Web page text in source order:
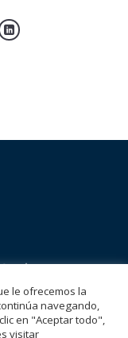
Síguenos
le ofrecemos la
navegando,
en "Aceptar todo",
visitar